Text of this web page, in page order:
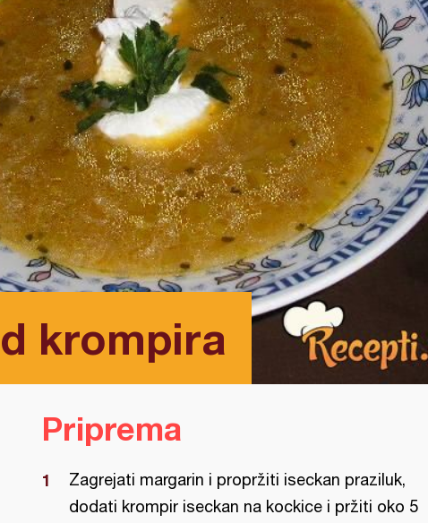
krompira
Priprema
Zagrejati margarin i propržiti iseckan praziluk,
dodati krompir iseckan na kockice i pržiti oko 5